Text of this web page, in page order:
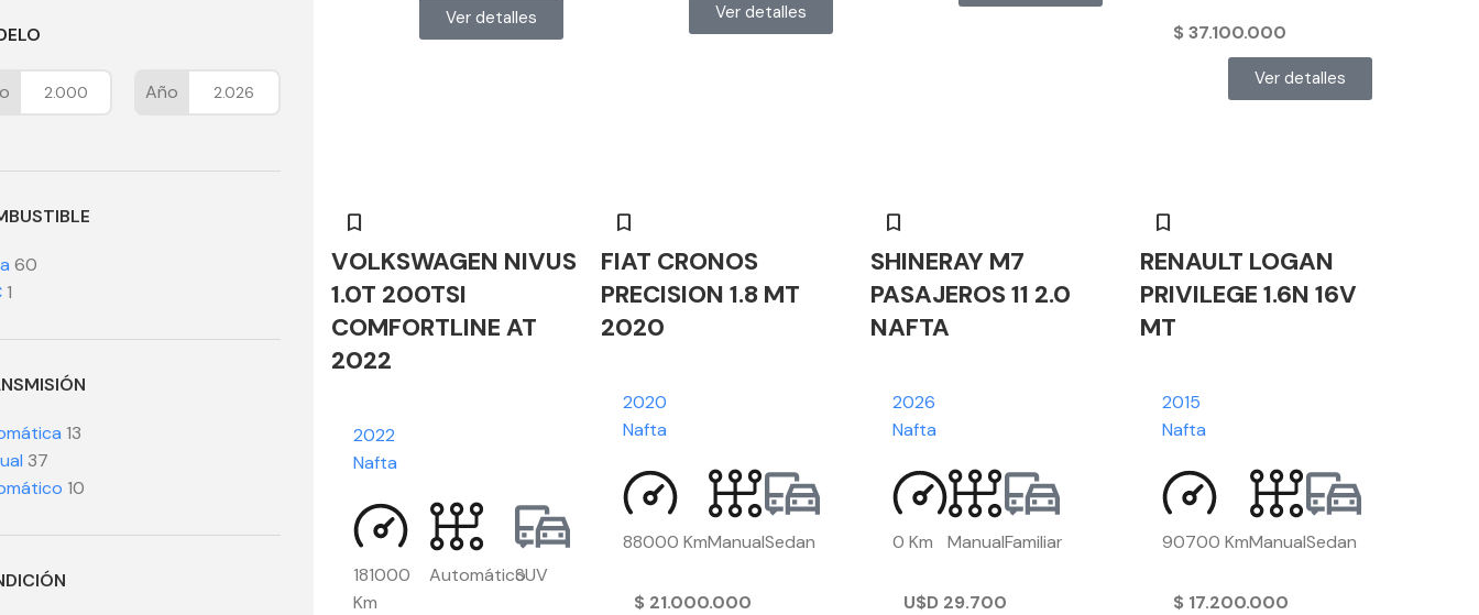
Año
60
1
13
37
10
Ver detalles Ver detalles
$ 37.100.000
Ver detalles
VOLKSWAGEN NIVUS
1.0T 200TSI
COMFORTLINE AT
2022
2022
Nafta
181000
Km
AutomáticoSUV
FIAT CRONOS
PRECISION 1.8 MT
2020
2020
Nafta
88000 KmManualSedan
$ 21.000.000
SHINERAY M7
PASAJEROS 11 2.0
NAFTA
2026
Nafta
0 Km ManualFamiliar
U$D 29.700
RENAULT LOGAN
PRIVILEGE 1.6N 16V
MT
2015
Nafta
90700 KmManualSedan
$ 17.200.000